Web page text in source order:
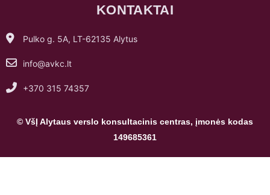
KONTAKTAI
Pulko g. 5A, LT-62135 Alytus
info@avkc.lt
+370 315 74357
© VšĮ Alytaus verslo konsultacinis centras, įmonės kodas
149685361